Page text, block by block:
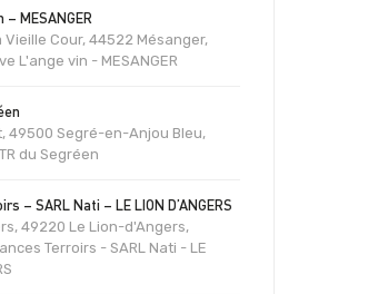
– MESANGER
Vieille Cour, 44522 Mésanger,
L'ange vin - MESANGER
49500 Segré-en-Anjou Bleu,
du Segréen
– SARL Nati – LE LION D’ANGERS
49220 Le Lion-d'Angers,
Terroirs - SARL Nati - LE